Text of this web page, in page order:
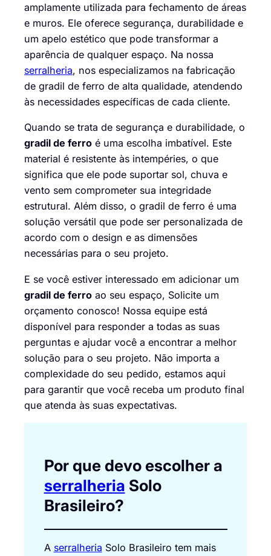
amplamente utilizada para fechamento de áreas
e muros. Ele oferece segurança, durabilidade e
um apelo estético que pode transformar a
aparência de qualquer espaço. Na nossa
serralheria, nos especializamos na fabricação
de gradil de ferro de alta qualidade, atendendo
às necessidades específicas de cada cliente.
Quando se trata de segurança e durabilidade, o
gradil de ferro é uma escolha imbatível. Este
material é resistente às intempéries, o que
significa que ele pode suportar sol, chuva e
vento sem comprometer sua integridade
estrutural. Além disso, o gradil de ferro é uma
solução versátil que pode ser personalizada de
acordo com o design e as dimensões
necessárias para o seu projeto.
E se você estiver interessado em adicionar um
gradil de ferro ao seu espaço, Solicite um
orçamento conosco! Nossa equipe está
disponível para responder a todas as suas
perguntas e ajudar você a encontrar a melhor
solução para o seu projeto. Não importa a
complexidade do seu pedido, estamos aqui
para garantir que você receba um produto final
que atenda às suas expectativas.
Por que devo escolher a
serralheria Solo
Brasileiro?
A serralheria Solo Brasileiro tem mais